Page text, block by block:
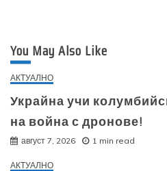
You May Also Like
АКТУАЛНО
Украйна учи
на война с дронове!
август 7, 2026 1 min read
АКТУАЛНО